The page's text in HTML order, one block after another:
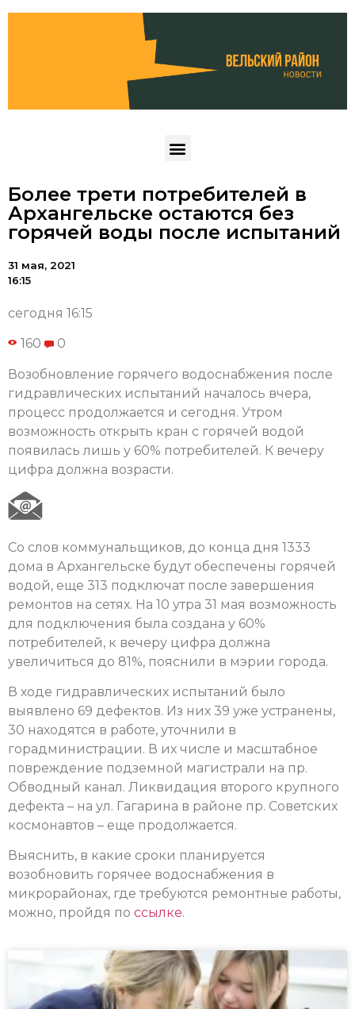
Более трети потребителей в
Архангельске остаются без
горячей воды после испытаний
31 мая, 2021
16:15
сегодня 16:15
160 0
Возобновление горячего водоснабжения после
гидравлических испытаний началось вчера,
процесс продолжается и сегодня. Утром
возможность открыть кран с горячей водой
появилась лишь у 60% потребителей. К вечеру
цифра должна возрасти.
Со слов коммунальщиков, до конца дня 1333
дома в Архангельске будут обеспечены горячей
водой, еще 313 подключат после завершения
ремонтов на сетях. На 10 утра 31 мая возможность
для подключения была создана у 60%
потребителей, к вечеру цифра должна
увеличиться до 81%, пояснили в мэрии города.
В ходе гидравлических испытаний было
выявлено 69 дефектов. Из них 39 уже устранены,
30 находятся в работе, уточнили в
горадминистрации. В их числе и масштабное
повреждение подземной магистрали на пр.
Обводный канал. Ликвидация второго крупного
дефекта – на ул. Гагарина в районе пр. Советских
космонавтов – еще продолжается.
Выяснить, в какие сроки планируется
возобновить горячее водоснабжения в
микрорайонах, где требуются ремонтные работы,
можно, пройдя по ссылке.